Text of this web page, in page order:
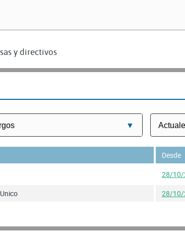
y directivos
Desde
28/10/
28/10/